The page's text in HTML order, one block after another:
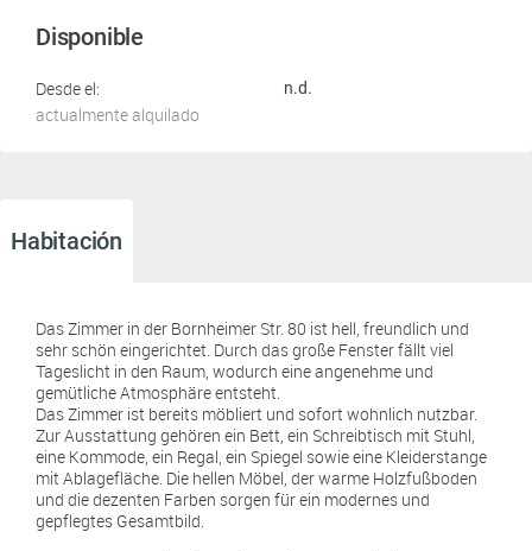
Disponible
Desde el: n.d.
actualmente alquilado
Habitación
Das Zimmer in der Bornheimer Str. 80 ist hell, freundlich und
sehr schön eingerichtet. Durch das große Fenster fällt viel
Tageslicht in den Raum, wodurch eine angenehme und
gemütliche Atmosphäre entsteht.
Das Zimmer ist bereits möbliert und sofort wohnlich nutzbar.
Zur Ausstattung gehören ein Bett, ein Schreibtisch mit Stuhl,
eine Kommode, ein Regal, ein Spiegel sowie eine Kleiderstange
mit Ablagefläche. Die hellen Möbel, der warme Holzfußboden
und die dezenten Farben sorgen für ein modernes und
gepflegtes Gesamtbild.